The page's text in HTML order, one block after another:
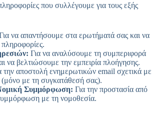
που συλλέγουμε για τους εξής
να απαντήσουμε στα ερωτήματά σας και να
Για να αναλύσουμε τη συμπεριφορά
να βελτιώσουμε την εμπειρία πλοήγησης.
την αποστολή ενημερωτικών email σχετικά με
(μόνο με τη συγκατάθεσή σας).
Συμμόρφωση: Για την προστασία από
με τη νομοθεσία.